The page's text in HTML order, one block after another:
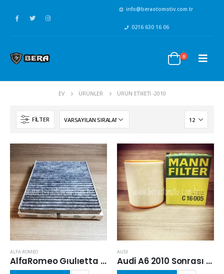
info@beraotomotiv.com.tr
0216 630 16 06
0
EV ÜRÜNLER ÜRÜN ETIKETI -2010
FILTER
ALFA ROMEO
AlfaRomeo Gıulıetta (940) 2010 Sonrası 1.6 Dizel Kabin Filtresi
AUDI
Audi A6 2010 Sonrası 3.0 Tdi Hava Filtresi